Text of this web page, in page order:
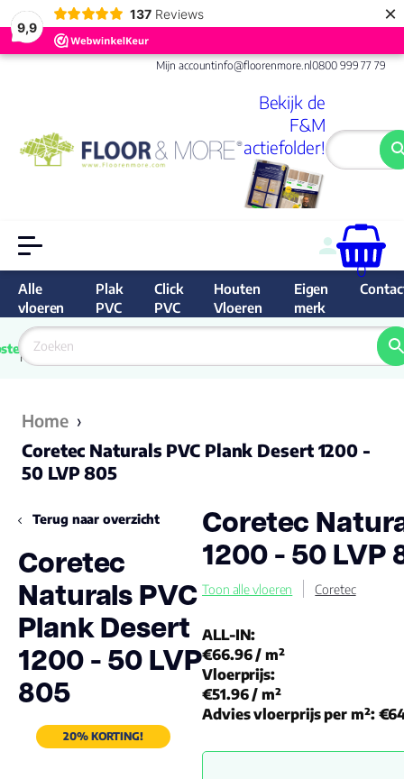
9,9
137 Reviews ×
Mijn accountinfo@floorenmore.nl0800 999 77 79
Bekijk de
F&M
actiefolder!
0
Alle
vloeren
Plak
PVC
Click
PVC
Houten
Vloeren
Eigen
merk
van
Nederland
9.6/10
Home ›
Coretec Naturals PVC Plank Desert 1200 -
50 LVP 805
Terug naar overzicht
Coretec
Naturals PVC
Plank Desert
1200 - 50 LVP
805
20% KORTING!
Coretec
1200 - 50 LVP
Toon alle vloeren Coretec
ALL-IN:
€66.96/ m²
Vloerprijs:
€51.96/ m²
Advies vloerprijs per m²: